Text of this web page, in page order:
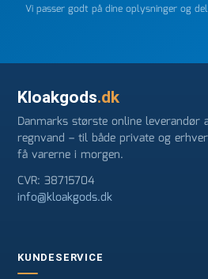
Vi passer godt på dine oplysninger og
Kloakgods.dk
Danmarks største online
regnvand – til både private og
få varerne i morgen.
CVR: 38715704
info@kloakgods.dk
KUNDESERVICE